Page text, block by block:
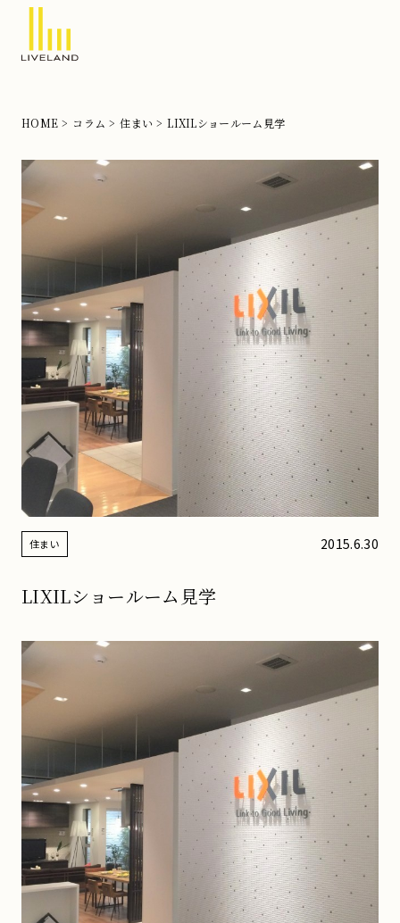
の
文
住
宅
ら
リ
ブ
ラ
ド
HOME コラム 住まい LIXILショールーム見学
住まい 2015.6.30
LIXILショールーム見学